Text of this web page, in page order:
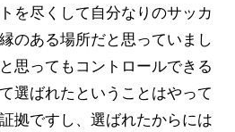
を尽くして自分なりのサッカ
のある場所だと思っていまし
思ってもコントロールできる
選ばれたということはやって
拠ですし、選ばれたからには